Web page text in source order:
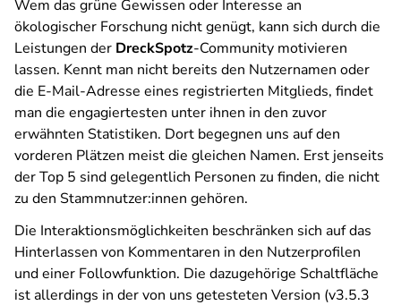
Wem das grüne Gewissen oder Interesse an
ökologischer Forschung nicht genügt, kann sich durch die
Leistungen der DreckSpotz-Community motivieren
lassen. Kennt man nicht bereits den Nutzernamen oder
die E-Mail-Adresse eines registrierten Mitglieds, findet
man die engagiertesten unter ihnen in den zuvor
erwähnten Statistiken. Dort begegnen uns auf den
vorderen Plätzen meist die gleichen Namen. Erst jenseits
der Top 5 sind gelegentlich Personen zu finden, die nicht
zu den Stammnutzer:innen gehören.
Die Interaktionsmöglichkeiten beschränken sich auf das
Hinterlassen von Kommentaren in den Nutzerprofilen
und einer Followfunktion. Die dazugehörige Schaltfläche
ist allerdings in der von uns getesteten Version (v3.5.3